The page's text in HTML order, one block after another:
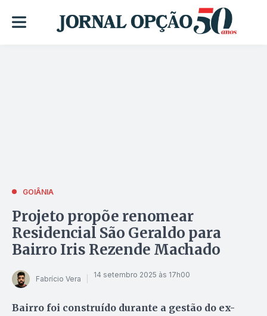
GOIÂNIA
Projeto propõe renomear
Residencial São Geraldo para
Bairro Iris Rezende Machado
Fabrício Vera 14 setembro 2025 às 17h00
Bairro foi construído durante a gestão do ex-